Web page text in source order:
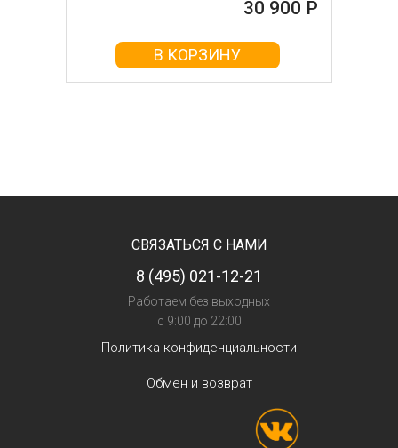
30 900 Р
В КОРЗИНУ
СВЯЗАТЬСЯ С НАМИ
8 (495) 021-12-21
Работаем без выходных
с 9:00 до 22:00
Политика конфиденциальности
Обмен и возврат